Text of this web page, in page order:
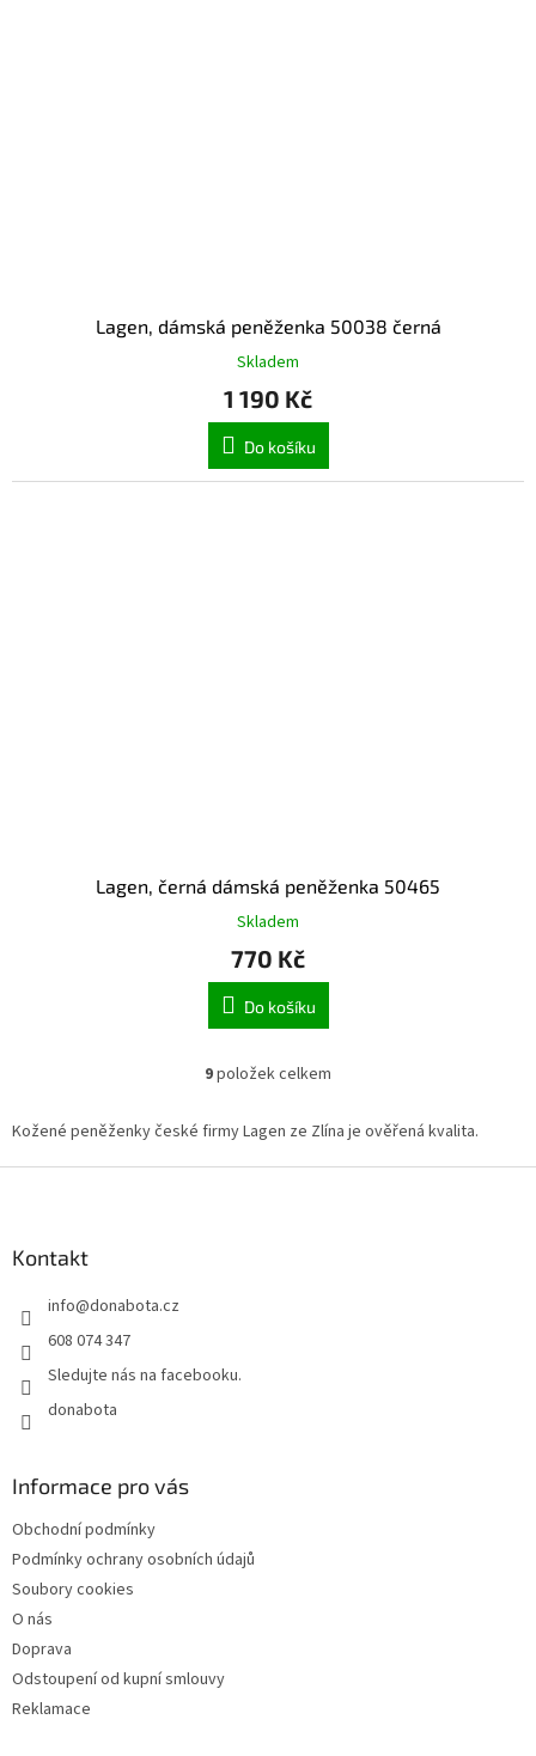
Lagen, dámská peněženka 50038 černá
Skladem
1 190 Kč
Do košíku
Lagen, černá dámská peněženka 50465
Skladem
770 Kč
Do košíku
O
l
d
9položek celkem
Kožené peněženky české firmy Lagen ze Zlína je ověřená kvalita.
Kontakt
info@donabota.cz
608 074 347
Sledujte nás na facebooku.
donabota
Informace pro vás
Obchodní podmínky
Podmínky ochrany osobních údajů
Soubory cookies
O nás
Doprava
Odstoupení od kupní smlouvy
Reklamace